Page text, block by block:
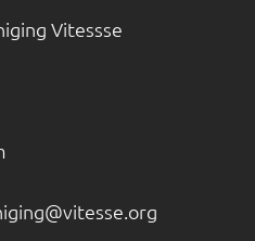
Vitessse